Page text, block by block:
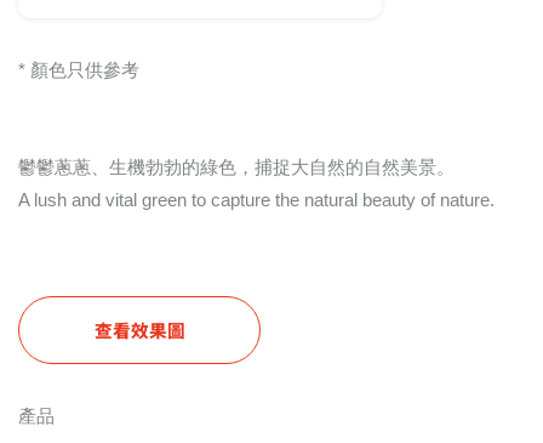
* 顏色只供參考
鬱鬱蔥蔥、生機勃勃的綠色，捕捉大自然的自然美景。
A lush and vital green to capture the natural beauty of nature.
查看效果圖
產品